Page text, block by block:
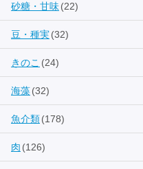
砂糖・甘味(22)
豆・種実(32)
きのこ (24)
海藻(32)
魚介類(178)
肉 (126)